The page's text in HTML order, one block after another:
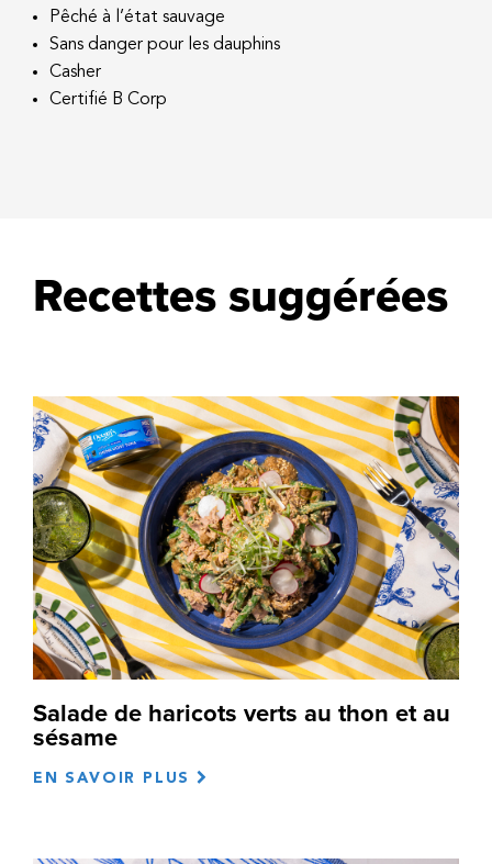
Pêché à l’état sauvage
Sans danger pour les dauphins
Casher
Certifié B Corp
Recettes suggérées
Salade de haricots verts au thon et au
sésame
EN SAVOIR PLUS